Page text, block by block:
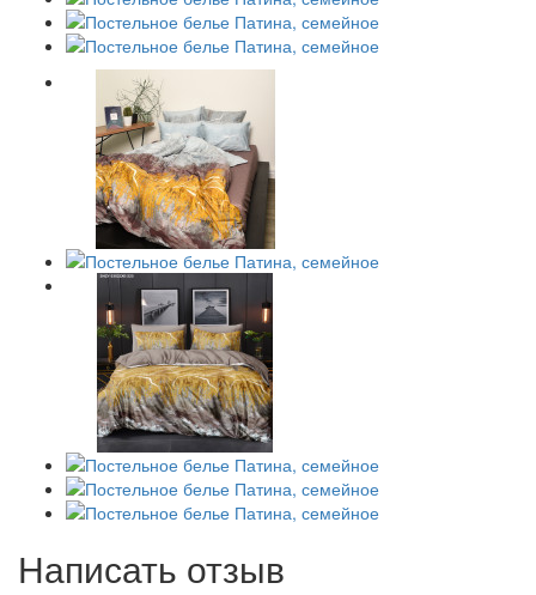
Написать отзыв